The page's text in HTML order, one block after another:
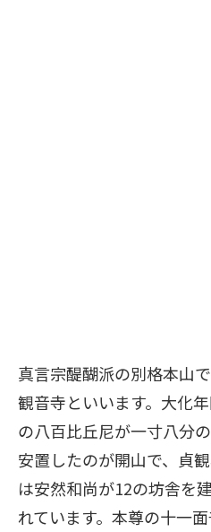
真言宗醍醐派の別格本山
観音寺といいます。大化
の八百比丘尼が一寸八分
安置したのが開山で、貞
は安然和尚が12の坊舎を
れています。本尊の十一